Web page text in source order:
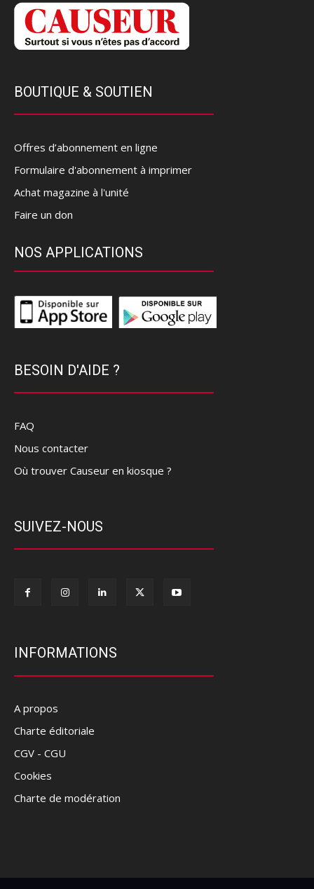
BOUTIQUE & SOUTIEN
Offres d’abonnement en ligne
Formulaire d'abonnement à imprimer
Achat magazine à l'unité
Faire un don
NOS APPLICATIONS
BESOIN D'AIDE ?
FAQ
Nous contacter
Où trouver Causeur en kiosque ?
SUIVEZ-NOUS
INFORMATIONS
A propos
Charte éditoriale
CGV - CGU
Cookies
Charte de modération